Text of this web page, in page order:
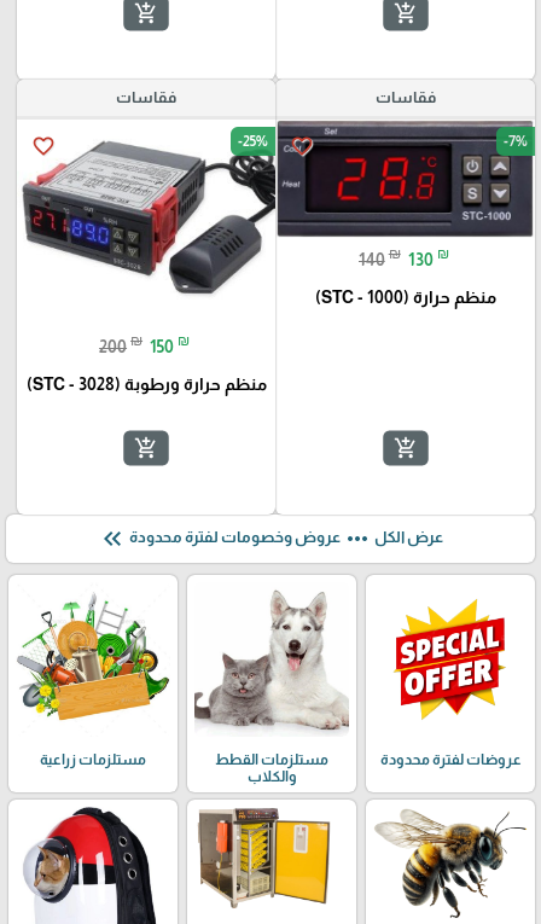
add_shopping_cart
add_shopping_cart
فقاسات
favorite_border -7%
140 ₪ 130 ₪
منظم حرارة (STC - 1000)
add_shopping_cart
فقاسات
favorite_border -25%
200 ₪ 150 ₪
منظم حرارة ورطوبة (STC - 3028)
add_shopping_cart
عرض الكل more_horiz عروض وخصومات لفترة محدودة keyboard_double_arrow_left
عروضات لفترة محدودة
مستلزمات القطط
والكلاب
مستلزمات زراعية